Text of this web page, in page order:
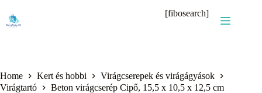
content
[fibosearch]
Home Kert és hobbi
Virágcserepek és virágágyások
Virágtartó
Beton virágcserép Cipő, 15,5 x 10,5 x 12,5 cm